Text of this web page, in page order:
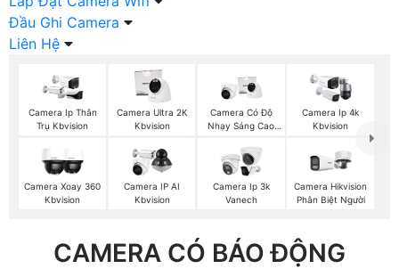
Đầu Ghi Camera
Liên Hệ
Camera Ip Thân
Trụ Kbvision
Camera Ultra 2K
Kbvision
Camera Có Độ
Nhạy Sáng Cao
Camera Ip 4k
Kbvision
Camera Xoay 360
Kbvision
Camera IP AI
Kbvision
Camera Ip 3k
Vanech
Camera Hikvision
Phân Biệt Người
CAMERA CÓ BÁO ĐỘNG